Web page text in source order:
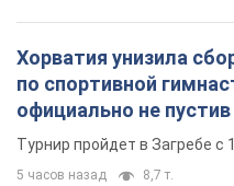
Хорватия унизила
по спортивной
официально не
Европы основных
Турнир пройдет в Загребе с
5 часов назад 8,7 т.